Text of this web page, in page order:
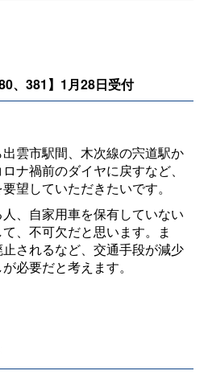
、381】1月28日受付
雲市駅間、木次線の宍道駅か
ナ禍前のダイヤに戻すなど、
望していただきたいです。
、自家用車を保有していない
、不可欠だと思います。ま
されるなど、交通手段が減少
必要だと考えます。